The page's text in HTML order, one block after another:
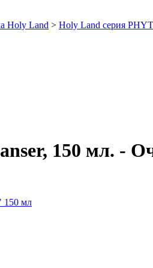
Holy Land > Holy Land серия
150 мл.